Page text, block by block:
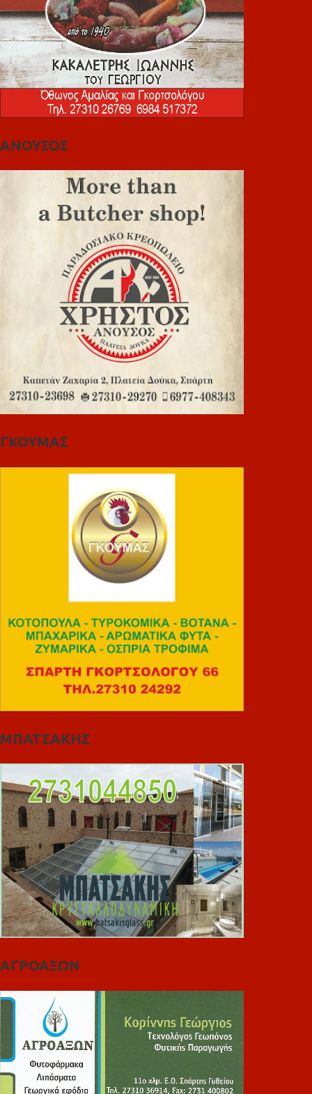
ΑΝΟΥΣΟΣ
ΓΚΟΥΜΑΣ
ΜΠΑΤΣΑΚΗΣ
ΑΓΡΟΑΞΩΝ